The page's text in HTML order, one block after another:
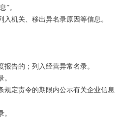
”。
机关、移出异名录原因等信息。
告的；列入经营异常名录。
规定责令的期限内公示有关企业信息